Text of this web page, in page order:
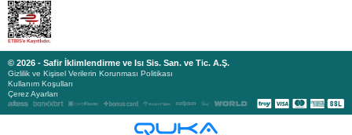
© 2026 - Safir İklimlendirme ve Isı Sis. San. ve Tic. A.Ş.
Gizlilik ve Kişisel Verilerin Korunması Politikası
Kullanım Koşulları
Çerez Ayarları